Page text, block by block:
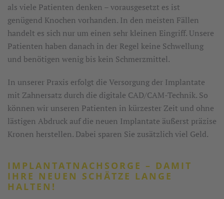
als viele Patienten denken – vorausgesetzt es ist
genügend Knochen vorhanden. In den meisten Fällen
handelt es sich nur um einen sehr kleinen Eingriff. Unsere
Patienten haben danach in der Regel keine Schwellung
und benötigen wenig bis kein Schmerzmittel.
In unserer Praxis erfolgt die Versorgung der Implantate
mit Zahnersatz durch die digitale CAD/CAM-Technik. So
können wir unseren Patienten in kürzester Zeit und ohne
lästigen Abdruck auf die neuen Implantate äußerst präzise
Kronen herstellen. Dabei sparen Sie zusätzlich viel Geld.
IMPLANTATNACHSORGE – DAMIT
IHRE NEUEN SCHÄTZE LANGE
HALTEN!